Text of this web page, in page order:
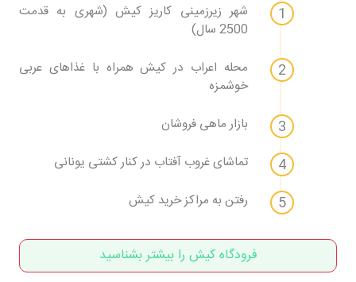
شهر زیرزمینی کاریز کیش (شهری به قدمت
2500 سال)
محله اعراب در کیش همراه با غذاهای عربی
خوشمزه
بازار ماهی فروشان
تماشای غروب آفتاب در کنار کشتی یونانی
رفتن به مراکز خرید کیش
فرودگاه کیش را بیشتر بشناسید